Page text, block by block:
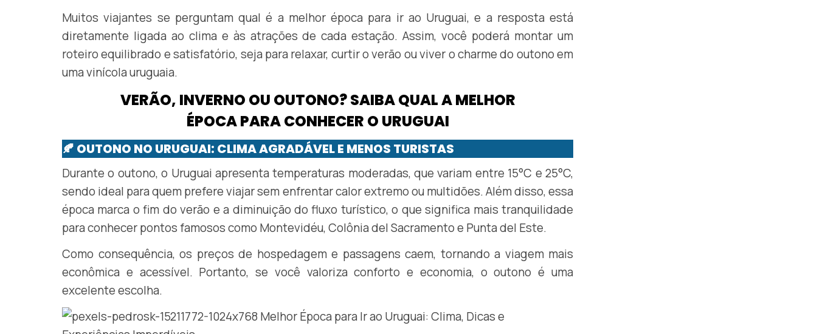
Muitos viajantes se perguntam qual é a melhor época para ir ao Uruguai, e a resposta está
diretamente ligada ao clima e às atrações de cada estação. Assim, você poderá montar um
roteiro equilibrado e satisfatório, seja para relaxar, curtir o verão ou viver o charme do outono em
uma vinícola uruguaia.
VERÃO, INVERNO OU OUTONO? SAIBA QUAL A MELHOR
ÉPOCA PARA CONHECER O URUGUAI
🍂 OUTONO NO URUGUAI: CLIMA AGRADÁVEL E MENOS TURISTAS
Durante o outono, o Uruguai apresenta temperaturas moderadas, que variam entre 15°C e 25°C,
sendo ideal para quem prefere viajar sem enfrentar calor extremo ou multidões. Além disso, essa
época marca o fim do verão e a diminuição do fluxo turístico, o que significa mais tranquilidade
para conhecer pontos famosos como Montevidéu, Colônia del Sacramento e Punta del Este.
Como consequência, os preços de hospedagem e passagens caem, tornando a viagem mais
econômica e acessível. Portanto, se você valoriza conforto e economia, o outono é uma
excelente escolha.